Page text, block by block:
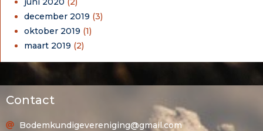
december 2019 (3)
oktober 2019 (1)
maart 2019 (2)
Contact
Bodemkundigevereniging@gmail.com